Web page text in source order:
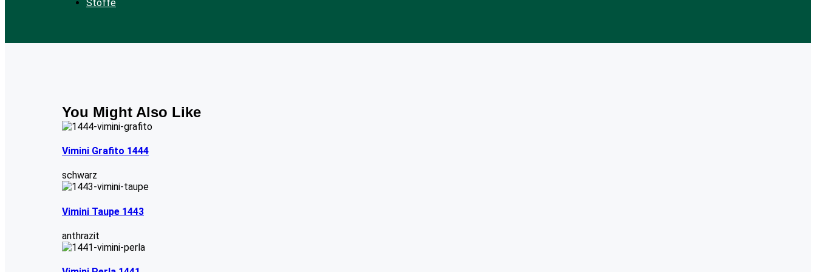
Stoffe
You Might Also Like
Vimini Grafito 1444
schwarz
Vimini Taupe 1443
anthrazit